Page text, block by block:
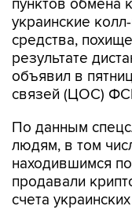
пунктов обмена
украинские
средства,
результате
объявил в
связей (ЦОС)
По данным
людям, в том
находившимся
продавали
счета